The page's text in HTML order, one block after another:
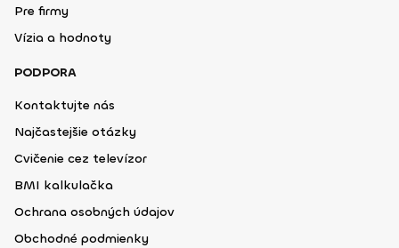
Pre firmy
Vízia a hodnoty
PODPORA
Kontaktujte nás
Najčastejšie otázky
Cvičenie cez televízor
BMI kalkulačka
Ochrana osobných údajov
Obchodné podmienky